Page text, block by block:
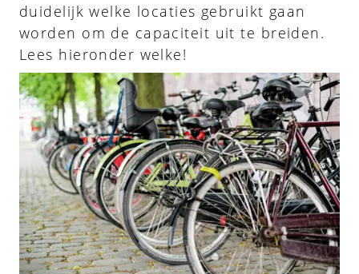
duidelijk welke locaties gebruikt gaan
worden om de capaciteit uit te breiden.
Lees hieronder welke!